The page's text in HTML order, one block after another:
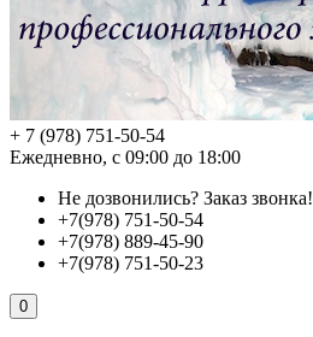
+ 7 (978) 751-50-54
Ежедневно, с 09:00 до 18:00
Не дозвонились? Заказ звонка!
+7(978) 751-50-54
+7(978) 889-45-90
+7(978) 751-50-23
0